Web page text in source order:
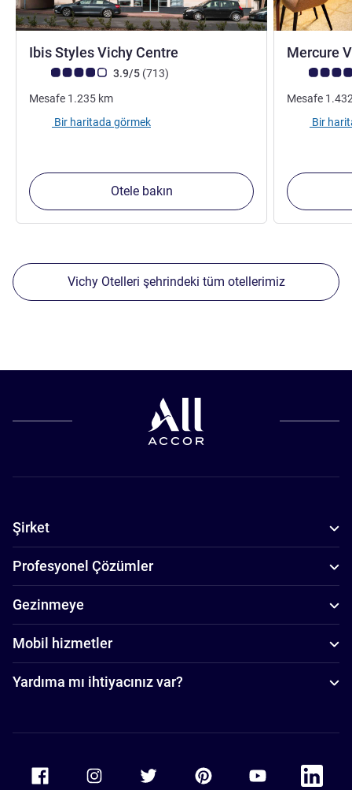
Ibis Styles Vichy Centre
Avis müşterileri puanı (ALL Puanlama)
3.9/5 (713görüş
)
Mesafe 1.235 km
Bir haritada görmek
Otele bakın
Mercure
Avis
Mesafe
Bir
Vichy Otelleri şehrindeki tüm otellerimiz
Şirket
Profesyonel Çözümler
Gezinmeye
Mobil hizmetler
Yardıma mı ihtiyacınız var?
Accor Youtube
Accor